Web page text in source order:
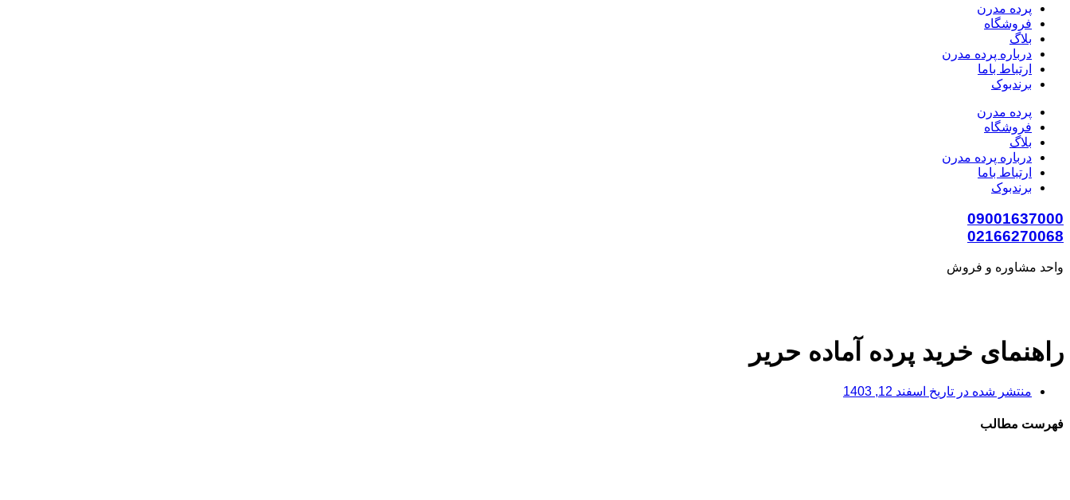
پرده مدرن
فروشگاه
بلاگ
درباره پرده مدرن
ارتباط باما
برندبوک
پرده مدرن
فروشگاه
بلاگ
درباره پرده مدرن
ارتباط باما
برندبوک
09001637000
02166270068
واحد مشاوره و فروش
راهنمای خرید پرده آماده حریر
منتشر شده در تاریخ اسفند 12, 1403
فهرست مطالب